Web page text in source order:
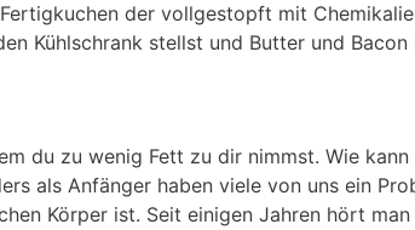
der vollgestopft mit
Kühlschrank stellst und Butter und
du zu wenig Fett zu dir nimmst. Wie
als Anfänger haben viele von uns ein
Körper ist. Seit einigen Jahren hört